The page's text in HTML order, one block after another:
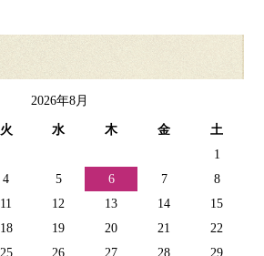
2026年8月
火 水 木 金
土
1
4 5 6 7
8
11 12 13 14
15
18 19 20 21
22
25 26 27 28 29